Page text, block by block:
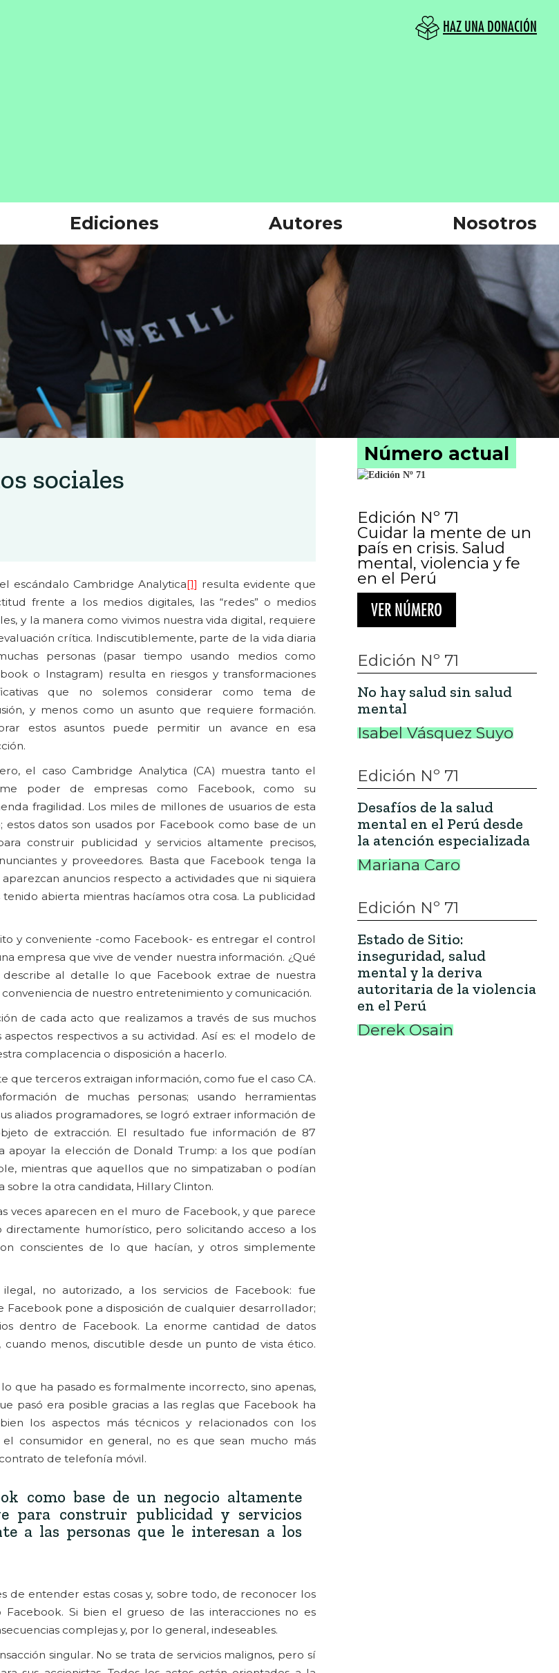
HAZ UNA DONACIÓN
Ediciones Autores Nosotros
sociales
escándalo Cambridge Analytica[1] resulta evidente que
frente a los medios digitales, las “redes” o medios
y la manera como vivimos nuestra vida digital, requiere
crítica. Indiscutiblemente, parte de la vida diaria
personas (pasar tiempo usando medios como
o Instagram) resulta en riesgos y transformaciones
que no solemos considerar como tema de
y menos como un asunto que requiere formación.
estos asuntos puede permitir un avance en esa
el caso Cambridge Analytica (CA) muestra tanto el
poder de empresas como Facebook, como su
fragilidad. Los miles de millones de usuarios de esta
datos son usados por Facebook como base de un
construir publicidad y servicios altamente precisos,
y proveedores. Basta que Facebook tenga la
anuncios respecto a actividades que ni siquiera
abierta mientras hacíamos otra cosa. La publicidad
y conveniente -como Facebook- es entregar el control
empresa que vive de vender nuestra información. ¿Qué
describe al detalle lo que Facebook extrae de nuestra
de nuestro entretenimiento y comunicación.
de cada acto que realizamos a través de sus muchos
respectivos a su actividad. Así es: el modelo de
complacencia o disposición a hacerlo.
que terceros extraigan información, como fue el caso CA.
de muchas personas; usando herramientas
aliados programadores, se logró extraer información de
de extracción. El resultado fue información de 87
apoyar la elección de Donald Trump: a los que podían
mientras que aquellos que no simpatizaban o podían
sobre la otra candidata, Hillary Clinton.
veces aparecen en el muro de Facebook, y que parece
humorístico, pero solicitando acceso a los
conscientes de lo que hacían, y otros simplemente
no autorizado, a los servicios de Facebook: fue
pone a disposición de cualquier desarrollador;
dentro de Facebook. La enorme cantidad de datos
menos, discutible desde un punto de vista ético.
que ha pasado es formalmente incorrecto, sino apenas,
pasó era posible gracias a las reglas que Facebook ha
los aspectos más técnicos y relacionados con los
consumidor en general, no es que sean mucho más
de telefonía móvil.
como base de un negocio altamente
para construir publicidad y servicios
a las personas que le interesan a los
de entender estas cosas y, sobre todo, de reconocer los
Facebook. Si bien el grueso de las interacciones no es
complejas y, por lo general, indeseables.
singular. No se trata de servicios malignos, pero sí
Número actual
Edición Nº 71
Cuidar la mente de un
país en crisis. Salud
mental, violencia y fe
en el Perú
VER NÚMERO
Edición Nº 71
No hay salud sin salud
mental
Isabel Vásquez Suyo
Edición Nº 71
Desafíos de la salud
mental en el Perú desde
la atención especializada
Mariana Caro
Edición Nº 71
Estado de Sitio:
inseguridad, salud
mental y la deriva
autoritaria de la violencia
en el Perú
Derek Osain